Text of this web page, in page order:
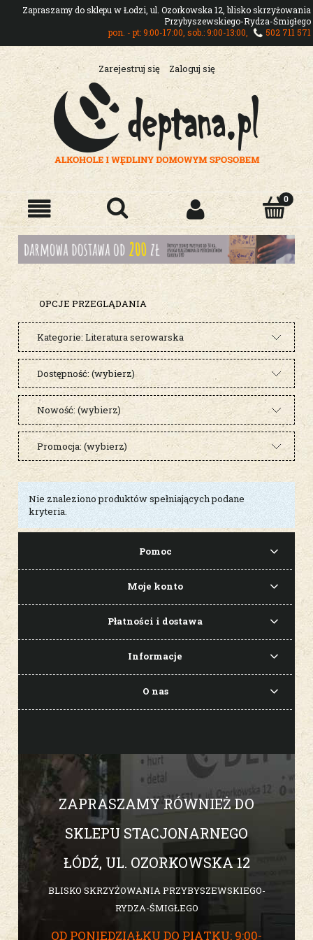
Zapraszamy do sklepu w Łodzi, ul. Ozorkowska 12, blisko skrzyżowania
Przybyszewskiego-Rydza-Śmigłego
pon. - pt: 9:00-17:00, sob.: 9:00-13:00,
502 711 571
Zarejestruj się Zaloguj się
OPCJE PRZEGLĄDANIA
Kategorie: Literatura serowarska
Dostępność: (wybierz)
Nowość: (wybierz)
Promocja: (wybierz)
Nie znaleziono produktów spełniających podane
kryteria.
Pomoc
Moje konto
Płatności i dostawa
Informacje
O nas
ZAPRASZAMY RÓWNIEŻ DO
SKLEPU STACJONARNEGO
ŁÓDŹ, UL. OZORKOWSKA 12
BLISKO SKRZYŻOWANIA PRZYBYSZEWSKIEGO-
RYDZA-ŚMIGŁEGO
OD PONIEDZIAŁKU DO PIĄTKU: 9:00-